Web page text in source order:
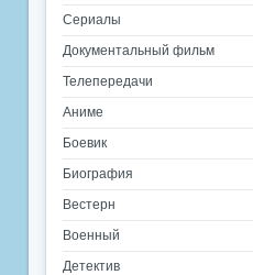
Сериалы
Документальный фильм
Телепередачи
Аниме
Боевик
Биография
Вестерн
Военный
Детектив